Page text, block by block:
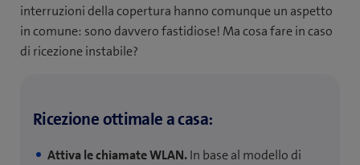
interruzioni della copertura hanno comunque un aspetto
in comune: sono davvero fastidiose! Ma cosa fare in caso
di ricezione instabile?
Ricezione ottimale a casa:
Attiva le chiamate WLAN.In base al modello di